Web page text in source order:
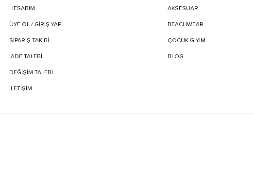
HESABIM
ÜYE OL / GİRİŞ YAP
SIPARIŞ TAKIBI
İADE TALEBI
DEĞIŞIM TALEBI
İLETIŞIM
AKSESUAR
BEACHWEAR
ÇOCUK GİYİM
BLOG